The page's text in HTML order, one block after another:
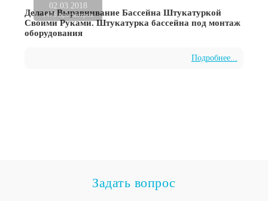
02.03.2018
1476 просмотров
Делаем Выравнивание Бассейна Штукатуркой
Своими Руками. Штукатурка бассейна под монтаж
оборудования
Подробнее...
Задать вопрос